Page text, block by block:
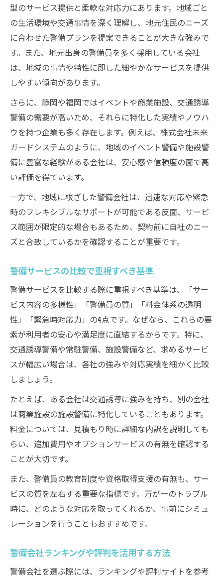
福岡県や静岡で注目の警備選び最新事情
最近注目の警備会社サービス動向紹介
静岡や福岡の新しい警備ニーズへの対応
警備会社のeラーニング導入事例とは
パワハラ対策と警備会社の意識改革
警備員高齢化と若手採用の現場事情
型のサービス提供と柔軟な対応力にあります。地域ごと
の生活環境や交通事情を深く理解し、地元住民のニーズ
に合わせた警備プランを提案できることが大きな強みで
す。また、地元出身の警備員を多く採用している会社
は、地域の事情や特性に即した細やかなサービスを提供
しやすい傾向があります。
さらに、静岡や福岡ではイベントや商業施設、交通誘導
警備の需要が高いため、それらに特化した実績やノウハ
ウを持つ企業も多く存在します。例えば、株式会社未来
ガードシステムのように、地域のイベント警備や施設警
備に豊富な経験がある会社は、安心感や信頼度の面で高
い評価を得ています。
一方で、地域に根ざした警備会社は、迅速な対応や緊急
時のフレキシブルなサポートが可能である反面、サービ
ス範囲が限定的な場合もあるため、契約前に自社のニー
ズと合致しているかを確認することが重要です。
警備サービスの比較で重視すべき基準
警備サービスを比較する際に重視すべき基準は、「サー
ビス内容の多様性」「警備員の質」「料金体系の透明
性」「緊急時対応力」の4点です。なぜなら、これらの要
素が利用者の安心や満足度に直結するからです。特に、
交通誘導警備や常駐警備、施設警備など、求めるサービ
スが幅広い場合は、各社の強みや対応実績を細かく比較
しましょう。
たとえば、ある会社は交通誘導に強みを持ち、別の会社
は商業施設の施設警備に特化していることもあります。
料金については、見積もり時に詳細な内訳を説明しても
らい、追加費用やオプションサービスの有無を確認する
ことが大切です。
また、警備員の教育制度や資格取得支援の有無も、サー
ビスの質を左右する重要な指標です。万が一のトラブル
時に、どのような対応を取ってくれるか、事前にシミュ
レーションを行うこともおすすめです。
警備会社ランキングや評判を活用する方法
警備会社を選ぶ際には、ランキングや評判サイトを参考